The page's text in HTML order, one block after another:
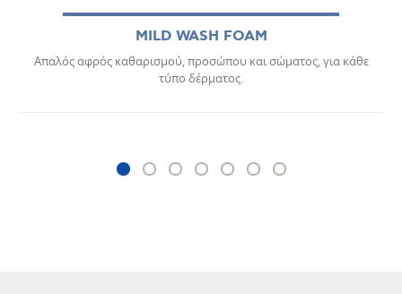
MILD WASH FOAM
Απαλός αφρός καθαρισμού, προσώπου και σώματος, για κάθε
τύπο δέρματος.